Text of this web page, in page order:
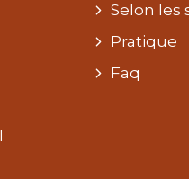
Selon les
Pratique
Faq